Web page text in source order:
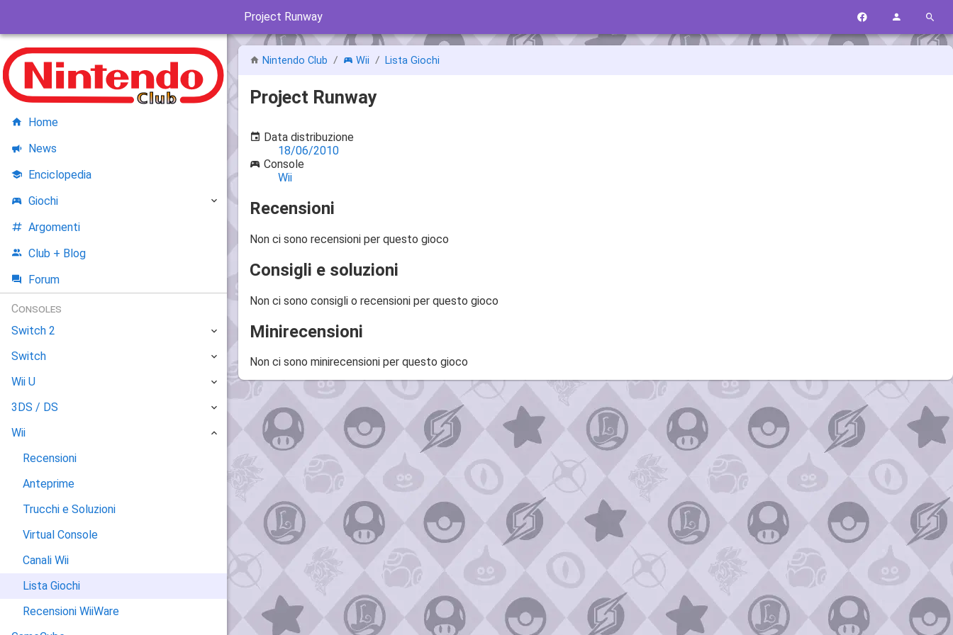
Project Runway
Nintendo Club Wii Lista Giochi
Project Runway
Data distribuzione
18/06/2010
Console
Wii
Recensioni
Non ci sono recensioni per questo gioco
Consigli e soluzioni
Non ci sono consigli o recensioni per questo gioco
Minirecensioni
Non ci sono minirecensioni per questo gioco
Home
News
Enciclopedia
Giochi
Argomenti
Club + Blog
Forum
Consoles
Switch 2
Switch
Wii U
3DS / DS
Wii
Recensioni
Anteprime
Trucchi e Soluzioni
Virtual Console
Canali Wii
Lista Giochi
Recensioni WiiWare